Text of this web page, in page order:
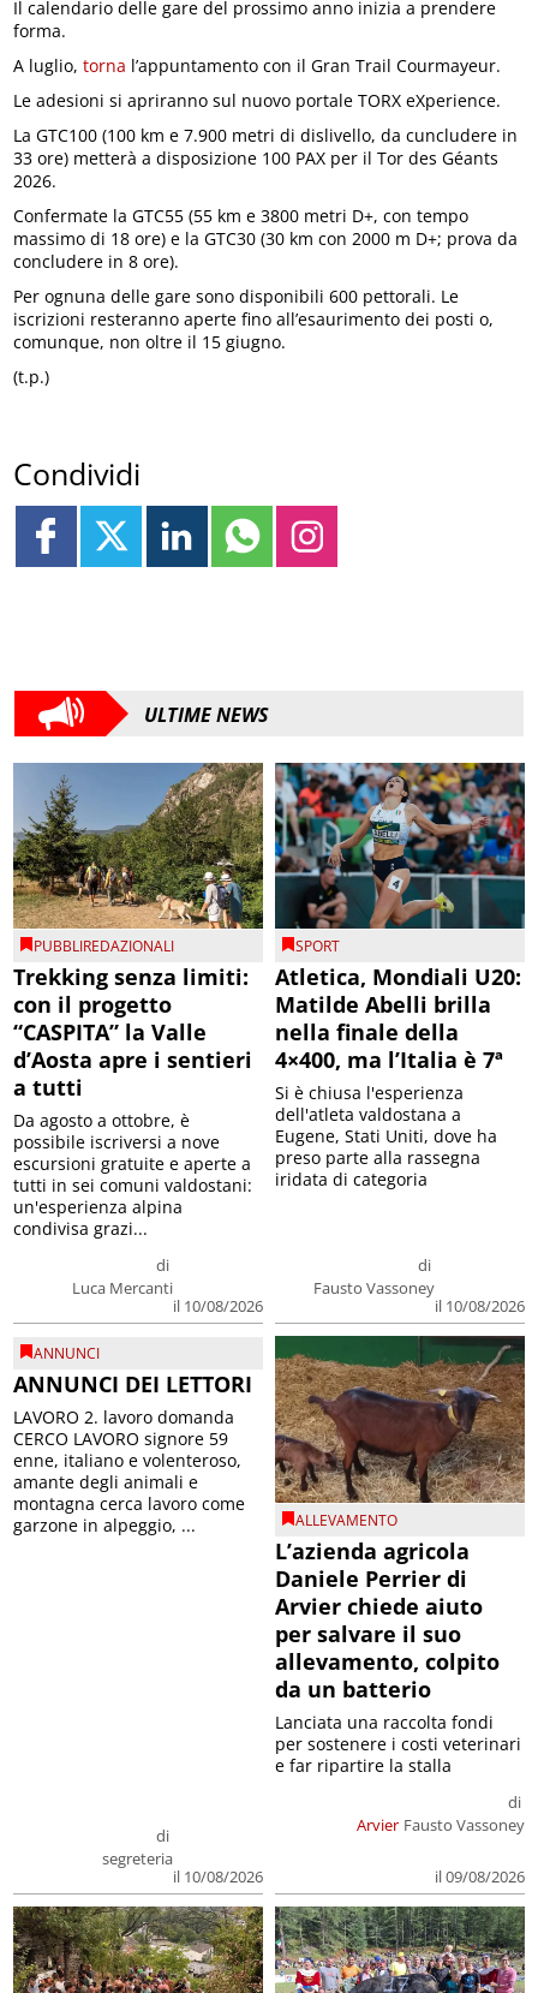
Il calendario delle gare del prossimo anno inizia a prendere
forma.
A luglio,torna l’appuntamento con il Gran Trail Courmayeur.
Le adesioni si apriranno sul nuovo portale TORX eXperience.
La GTC100 (100 km e 7.900 metri di dislivello, da cuncludere in
33 ore) metterà a disposizione 100 PAX per il Tor des Géants
2026.
Confermate la GTC55 (55 km e 3800 metri D+, con tempo
massimo di 18 ore) e la GTC30 (30 km con 2000 m D+; prova da
concludere in 8 ore).
Per ognuna delle gare sono disponibili 600 pettorali. Le
iscrizioni resteranno aperte fino all’esaurimento dei posti o,
comunque, non oltre il 15 giugno.
(t.p.)
Condividi
ULTIME NEWS
PUBBLIREDAZIONALI
Trekking senza limiti:
con il progetto
“CASPITA” la Valle
d’Aosta apre i sentieri
a tutti
di
Luca Mercanti
il 10/08/2026
Da agosto a ottobre, è
possibile iscriversi a nove
escursioni gratuite e aperte a
tutti in sei comuni valdostani:
un'esperienza alpina
condivisa grazi...
SPORT
Atletica, Mondiali U20:
Matilde Abelli brilla
nella finale della
4×400, ma l’Italia è 7ª
di
Fausto Vassoney
il 10/08/2026
Si è chiusa l'esperienza
dell'atleta valdostana a
Eugene, Stati Uniti, dove ha
preso parte alla rassegna
iridata di categoria
ANNUNCI
ANNUNCI DEI LETTORI
di
segreteria
il 10/08/2026
LAVORO 2. lavoro domanda
CERCO LAVORO signore 59
enne, italiano e volenteroso,
amante degli animali e
montagna cerca lavoro come
garzone in alpeggio, ...
ALLEVAMENTO
L’azienda agricola
Daniele Perrier di
Arvier chiede aiuto
per salvare il suo
allevamento, colpito
da un batterio
Arvier
di
Fausto Vassoney
il 09/08/2026
Lanciata una raccolta fondi
per sostenere i costi veterinari
e far ripartire la stalla